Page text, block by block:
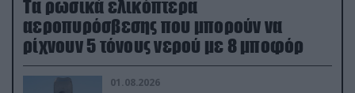
Τα ρωσικά ελικόπτερα
αεροπυρόσβεσης που μπορούν να
ρίχνουν 5 τόνους νερού με 8 μποφόρ
01.08.2026